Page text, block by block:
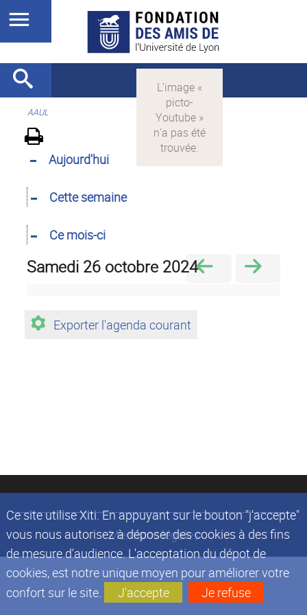
Ce site utilise Xiti. En appuyant sur le bouton "j'accepte"
vous nous autorisez à déposer des cookies à des fins
de mesure d'audience. L'acceptation du dépot de
cookies, est notre unique moyen pour améliorer votre
confort sur le site.
J'accepte Je refuse
AAUL
Aujourd'hui
Cette semaine
Ce mois-ci
samedi 26 octobre 2024
Exporter l'agenda courant
Mentions légales